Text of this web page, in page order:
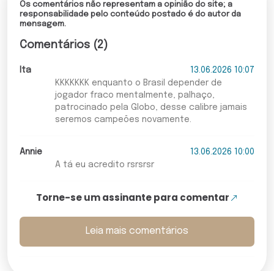
Os comentários não representam a opinião do site; a
responsabilidade pelo conteúdo postado é do autor da
mensagem.
Comentários (2)
Ita
13.06.2026 10:07
KKKKKKK enquanto o Brasil depender de
jogador fraco mentalmente, palhaço,
patrocinado pela Globo, desse calibre jamais
seremos campeões novamente.
Annie
13.06.2026 10:00
A tá eu acredito rsrsrsr
Torne-se um assinante para comentar
Leia mais comentários